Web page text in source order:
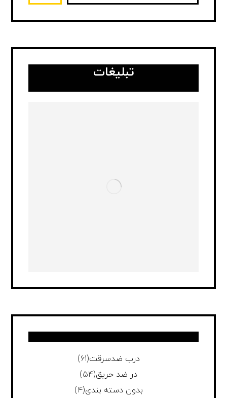
تبلیغات
درب ضدسرقت(61)
در ضد حریق(54)
بدون دسته بندی(4)